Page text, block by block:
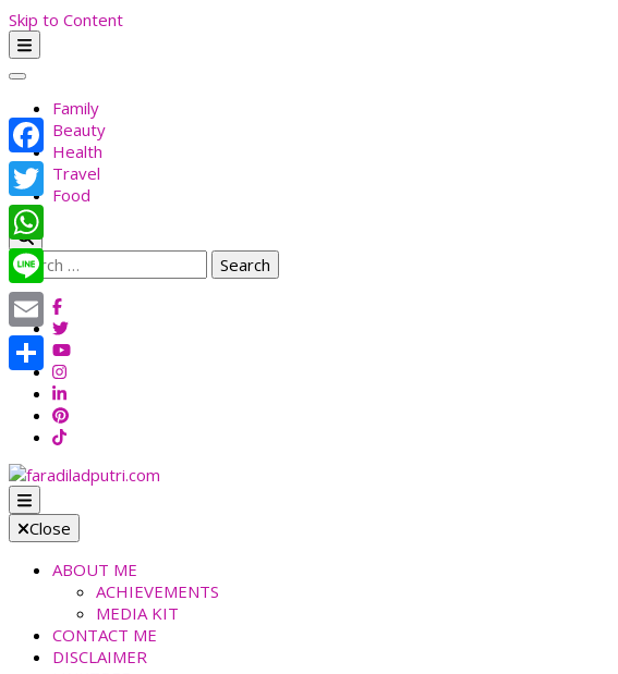
Skip to Content
Family
Beauty
Health
Travel
Food
Search
for:
faradiladputri.com
Indonesian Millennial Mom and Lifestyle Blogger
Close
ABOUT ME
ACHIEVEMENTS
MEDIA KIT
CONTACT ME
DISCLAIMER
Facebook
Twitter
WhatsApp
Line
Email
Share